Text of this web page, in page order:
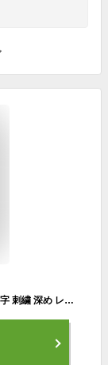
【即納】キャップ メンズ 大きめ 帽子 野球帽 R柄 英字 刺繍 深め レディース スポーツキャップ ワークキャップ ぼうし ユニセックス ペア 大きいサイズ 小顔効果 65cm頭囲 日よけ アウトドア マラソン お洒落